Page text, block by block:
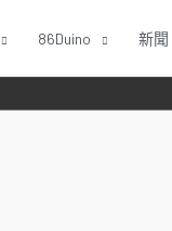
86Duino 新聞